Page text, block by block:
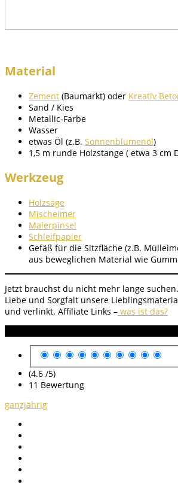
Material
Zement (Baumarkt) oder Kreativ
Sand / Kies
Metallic-Farbe
Wasser
etwas Öl (z.B. Sonnenblumenöl)
1,5 m runde Holzstange ( etwa 3 cm
Werkzeug
Holzsäge
Mischeimer
Malerpinsel
Schleifpapier
Gefäß für die Sitzfläche (z.B.
aus beweglichen Material wie
Jetzt brauchst du nicht mehr lange
Liebe und Sorgfalt unsere
und verlinkt. Affiliate Links – was ist das?
(4.6 /5)
11 Bewertung
ganzjährig